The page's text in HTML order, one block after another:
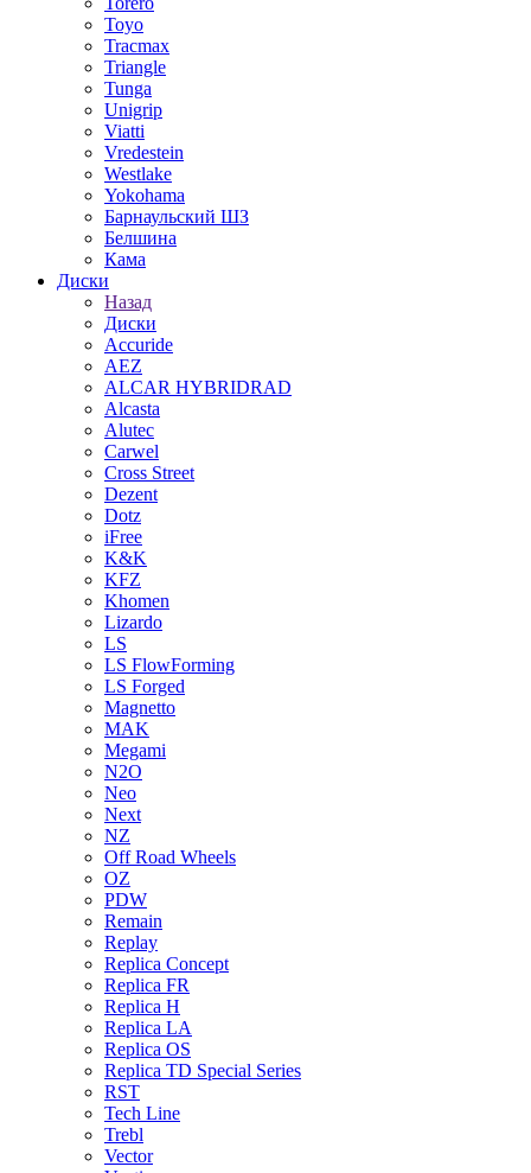
Toyo
Tracmax
Triangle
Tunga
Unigrip
Viatti
Vredestein
Westlake
Yokohama
Барнаульский ШЗ
Белшина
Кама
Диски
Назад
Диски
Accuride
AEZ
ALCAR HYBRIDRAD
Alcasta
Alutec
Carwel
Cross Street
Dezent
Dotz
iFree
K&K
KFZ
Khomen
Lizardo
LS
LS FlowForming
LS Forged
Magnetto
MAK
Megami
N2O
Neo
Next
NZ
Off Road Wheels
OZ
PDW
Remain
Replay
Replica Concept
Replica FR
Replica H
Replica LA
Replica OS
Replica TD Special Series
RST
Tech Line
Trebl
Vector